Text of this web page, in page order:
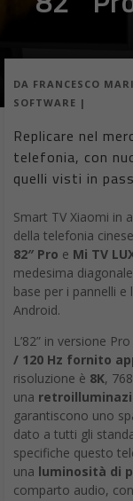
DAFRANCESCO
SOFTWARE|
Replicare nel
telefonia, con
quelli visti in
della telefonia
82″ ProeMi TV
medesima
base per i pannelli
Android.
L’82” in versione
/ 120 Hz fornito
risoluzione è8K,
una
garantiscono uno
dato a tutti gli
specifiche questo
unaluminosità di
comparto audio,
standard Dolby